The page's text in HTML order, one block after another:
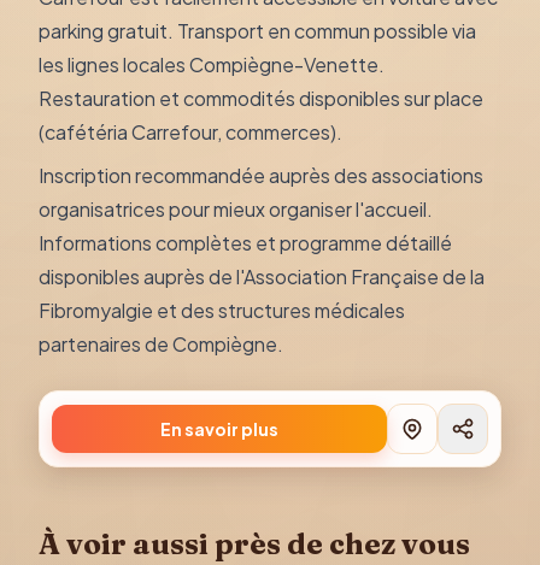
parking gratuit. Transport en commun possible via
les lignes locales Compiègne-Venette.
Restauration et commodités disponibles sur place
(cafétéria Carrefour, commerces).
Inscription recommandée auprès des associations
organisatrices pour mieux organiser l'accueil.
Informations complètes et programme détaillé
disponibles auprès de l'Association Française de la
Fibromyalgie et des structures médicales
partenaires de Compiègne.
En savoir plus
À voir aussi près de chez vous